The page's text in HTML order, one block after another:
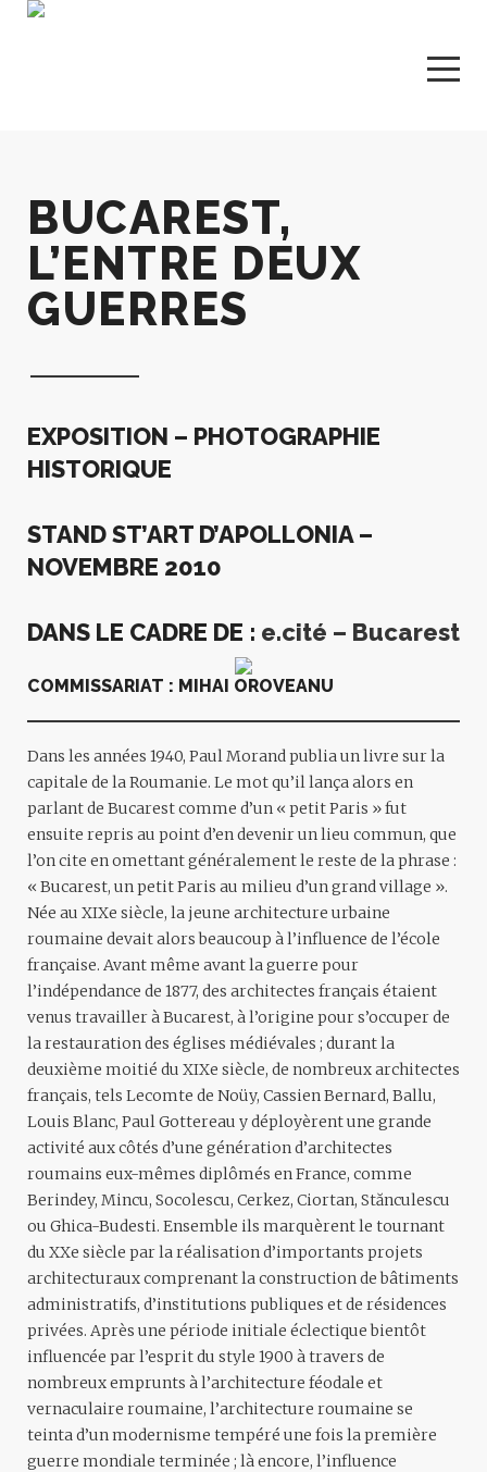
BUCAREST,
L’ENTRE DEUX
GUERRES
EXPOSITION – PHOTOGRAPHIE
HISTORIQUE
STAND ST’ART D’APOLLONIA –
NOVEMBRE 2010
DANS LE CADRE DE : e.cité – Bucarest
COMMISSARIAT : MIHAI OROVEANU
Dans les années 1940, Paul Morand publia un livre sur la
capitale de la Roumanie. Le mot qu’il lança alors en
parlant de Bucarest comme d’un « petit Paris » fut
ensuite repris au point d’en devenir un lieu commun, que
l’on cite en omettant généralement le reste de la phrase :
« Bucarest, un petit Paris au milieu d’un grand village ».
Née au XIXe siècle, la jeune architecture urbaine
roumaine devait alors beaucoup à l’influence de l’école
française. Avant même avant la guerre pour
l’indépendance de 1877, des architectes français étaient
venus travailler à Bucarest, à l’origine pour s’occuper de
la restauration des églises médiévales ; durant la
deuxième moitié du XIXe siècle, de nombreux architectes
français, tels Lecomte de Noüy, Cassien Bernard, Ballu,
Louis Blanc, Paul Gottereau y déployèrent une grande
activité aux côtés d’une génération d’architectes
roumains eux-mêmes diplômés en France, comme
Berindey, Mincu, Socolescu, Cerkez, Ciortan, Stănculescu
ou Ghica-Budesti. Ensemble ils marquèrent le tournant
du XXe siècle par la réalisation d’importants projets
architecturaux comprenant la construction de bâtiments
administratifs, d’institutions publiques et de résidences
privées. Après une période initiale éclectique bientôt
influencée par l’esprit du style 1900 à travers de
nombreux emprunts à l’architecture féodale et
vernaculaire roumaine, l’architecture roumaine se
teinta d’un modernisme tempéré une fois la première
guerre mondiale terminée ; là encore, l’influence